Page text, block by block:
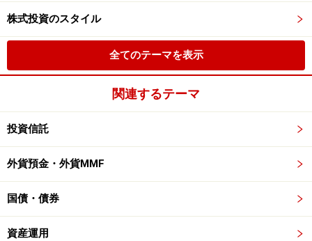
株式投資のスタイル
全てのテーマを表示
関連するテーマ
投資信託
外貨預金・外貨MMF
国債・債券
資産運用